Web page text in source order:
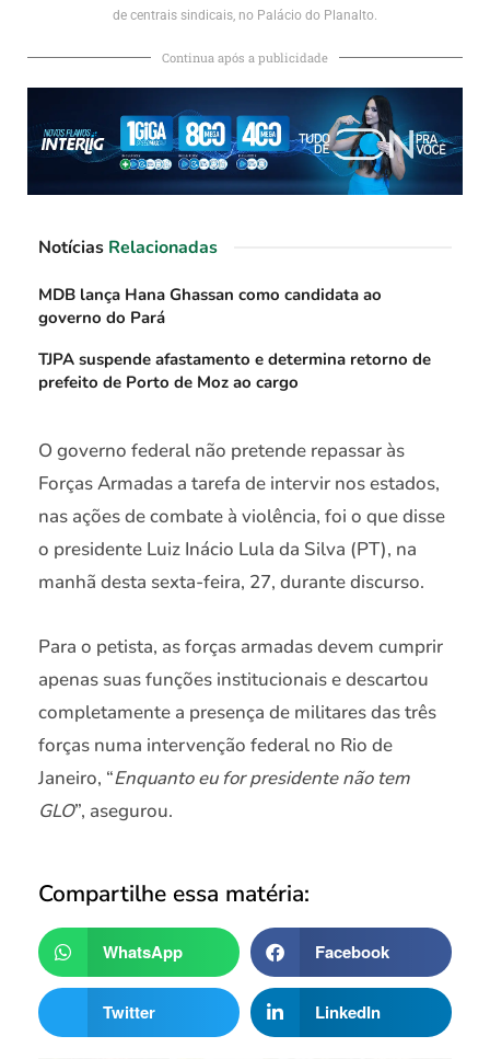
de centrais sindicais, no Palácio do Planalto.
Continua após a publicidade
Notícias Relacionadas
MDB lança Hana Ghassan como candidata ao
governo do Pará
TJPA suspende afastamento e determina retorno de
prefeito de Porto de Moz ao cargo
O governo federal não pretende repassar às
Forças Armadas a tarefa de intervir nos estados,
nas ações de combate à violência, foi o que disse
o presidente Luiz Inácio Lula da Silva (PT), na
manhã desta sexta-feira, 27, durante discurso.
Para o petista, as forças armadas devem cumprir
apenas suas funções institucionais e descartou
completamente a presença de militares das três
forças numa intervenção federal no Rio de
Janeiro, “Enquanto eu for presidente não tem
GLO”, asegurou.
Compartilhe essa matéria:
WhatsApp Facebook
Twitter LinkedIn